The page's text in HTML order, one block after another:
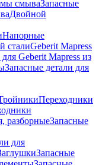
смываЗапасные
Двойной
Напорные
сталиGeberit Mapress
Geberit Mapress из
Запасные детали для
Переходники
разборныеЗапасные
для
Запасные